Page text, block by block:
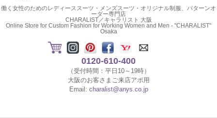
働く女性のためのレディーススーツ・メンズスーツ・オリジナル制服、パターンオ
ーダー専門店
CHARALIST／キャラリスト 大阪
Online Store for Custom Fashion for Working Women and Men - "CHARALIST"
Osaka
0120-610-400
（受付時間：平日10～19時）
大阪のお客さまご来店アポ用
Email: charalist@anys.co.jp